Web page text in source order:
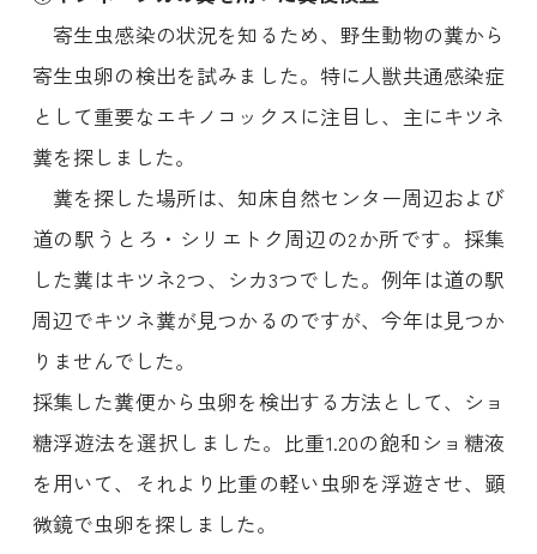
寄生虫感染の状況を知るため、野生動物の糞から
寄生虫卵の検出を試みました。特に人獣共通感染症
として重要なエキノコックスに注目し、主にキツネ
糞を探しました。
糞を探した場所は、知床自然センター周辺および
道の駅うとろ・シリエトク周辺の2か所です。採集
した糞はキツネ2つ、シカ3つでした。例年は道の駅
周辺でキツネ糞が見つかるのですが、今年は見つか
りませんでした。
採集した糞便から虫卵を検出する方法として、ショ
糖浮遊法を選択しました。比重1.20の飽和ショ糖液
を用いて、それより比重の軽い虫卵を浮遊させ、顕
微鏡で虫卵を探しました。